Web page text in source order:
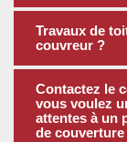
Travaux de
couvreur ?
Contactez le
vous voulez
attentes à un
de couverture